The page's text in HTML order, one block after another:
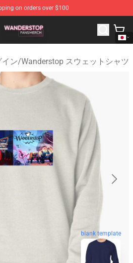
on orders over $100
Official Wanderstop Merchandise
ン/Wanderstop スウェットシャツ
blank template